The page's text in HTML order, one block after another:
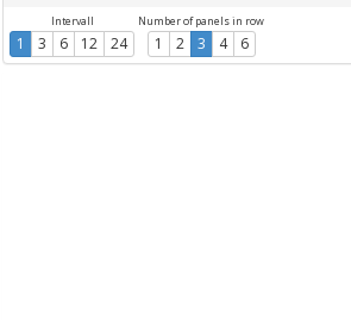
Intervall
1 3 6 12 24
Number of panels in row
1 2 3 4 6